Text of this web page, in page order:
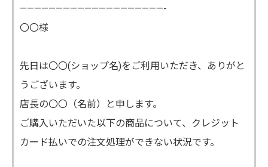
————————————————————-
〇〇様
先日は〇〇(ショップ名)をご利用いただき、ありがと
うございます。
店長の〇〇（名前）と申します。
ご購入いただいた以下の商品について、クレジット
カード払いでの注文処理ができない状況です。